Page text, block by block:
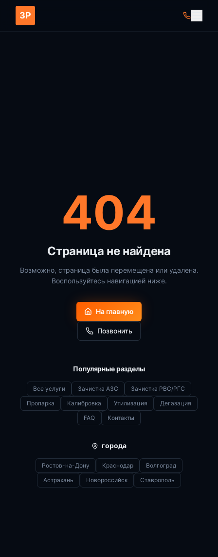
ЗР
404
Страница не найдена
Возможно, страница была перемещена или удалена.
Воспользуйтесь навигацией ниже.
На главную
Позвонить
Популярные разделы
Все услуги Зачистка АЗС
Зачистка РВС/РГС
Пропарка
Калибровка Утилизация
Дегазация
FAQ
Контакты
города
Ростов-на-Дону Краснодар
Волгоград
Астрахань
Новороссийск Ставрополь